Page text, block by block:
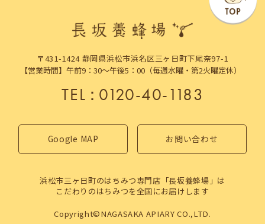
〒431-1424 静岡県浜松市浜名区三ヶ日町下尾奈97-1
【営業時間】午前9：30～午後5：00（毎週水曜・第2火曜定休）
TEL：0120-40-1183
Google MAP お問い合わせ
浜松市三ヶ日町のはちみつ専門店「長坂養蜂場」は
こだわりのはちみつを全国にお届けします
Copyright©NAGASAKA APIARY CO.,LTD.